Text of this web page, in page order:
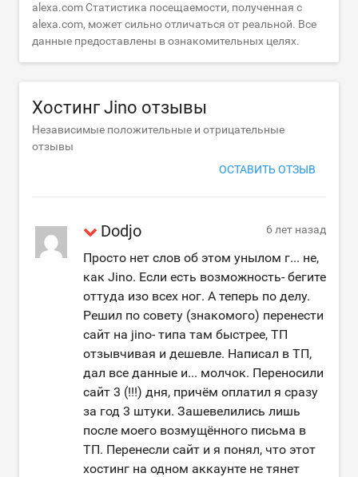
alexa.com Статистика посещаемости, полученная с
alexa.com, может сильно отличаться от реальной. Все
данные предоставлены в ознакомительных целях.
Хостинг Jino отзывы
Независимые положительные и отрицательные
отзывы
ОСТАВИТЬ ОТЗЫВ
Dodjo 6 лет назад
Просто нет слов об этом унылом г... не,
как Jino. Если есть возможность- бегите
оттуда изо всех ног. А теперь по делу.
Решил по совету (знакомого) перенести
сайт на jino- типа там быстрее, ТП
отзывчивая и дешевле. Написал в ТП,
дал все данные и... молчок. Переносили
сайт 3 (!!!) дня, причём оплатил я сразу
за год 3 штуки. Зашевелились лишь
после моего возмущённого письма в
ТП. Перенесли сайт и я понял, что этот
хостинг на одном аккаунте не тянет